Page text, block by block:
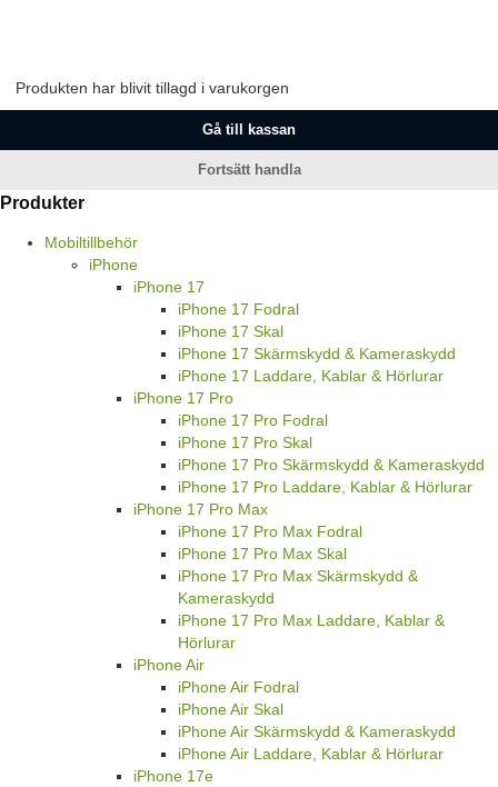
Produkten har blivit tillagd i varukorgen
Gå till kassan
Fortsätt handla
Produkter
Mobiltillbehör
iPhone
iPhone 17
iPhone 17 Fodral
iPhone 17 Skal
iPhone 17 Skärmskydd & Kameraskydd
iPhone 17 Laddare, Kablar & Hörlurar
iPhone 17 Pro
iPhone 17 Pro Fodral
iPhone 17 Pro Skal
iPhone 17 Pro Skärmskydd & Kameraskydd
iPhone 17 Pro Laddare, Kablar & Hörlurar
iPhone 17 Pro Max
iPhone 17 Pro Max Fodral
iPhone 17 Pro Max Skal
iPhone 17 Pro Max Skärmskydd &
Kameraskydd
iPhone 17 Pro Max Laddare, Kablar &
Hörlurar
iPhone Air
iPhone Air Fodral
iPhone Air Skal
iPhone Air Skärmskydd & Kameraskydd
iPhone Air Laddare, Kablar & Hörlurar
iPhone 17e